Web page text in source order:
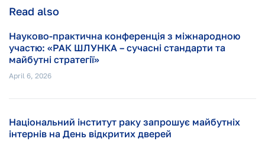
Read also
Науково-практична конференція з міжнародною
участю: «РАК ШЛУНКА – сучасні стандарти та
майбутні стратегії»
April 6, 2026
Національний інститут раку запрошує майбутніх
інтернів на День відкритих дверей